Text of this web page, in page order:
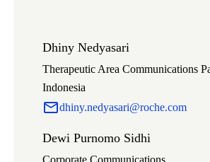
Dhiny Nedyasari
Therapeutic Area Communications
Indonesia
dhiny.nedyasari@roche.com
Dewi Purnomo Sidhi
Corporate Communications